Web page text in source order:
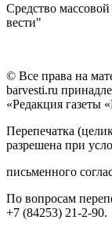
Средство
вести"
© Все права на
barvesti.ru
«Редакция газеты
Перепечатка
разрешена при
письменного
По вопросам
+7 (84253) 21-2-90.